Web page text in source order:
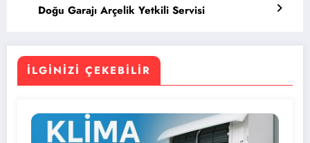
Doğu Garajı Arçelik Yetkili Servisi
İLGINIZI ÇEKEBILIR